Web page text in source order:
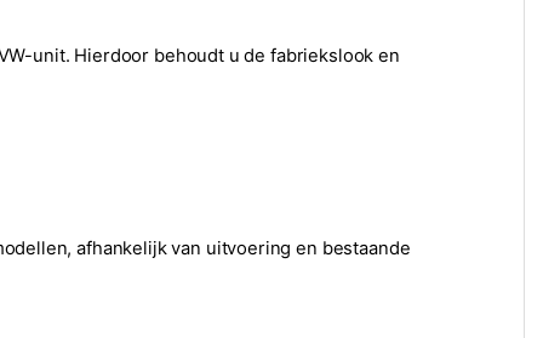
unit. Hierdoor behoudt u de fabriekslook en
afhankelijk van uitvoering en bestaande